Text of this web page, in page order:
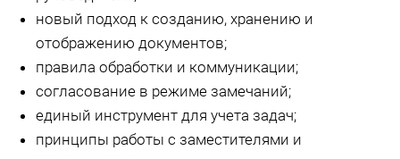
новый подход к созданию, хранению и
отображению документов;
правила обработки и коммуникации;
согласование в режиме замечаний;
единый инструмент для учета задач;
принципы работы с заместителями и